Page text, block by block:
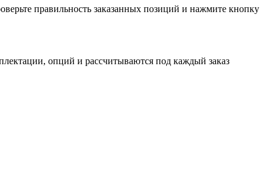
правильность заказанных позиций и нажмите кнопку
опций и рассчитываются под каждый заказ